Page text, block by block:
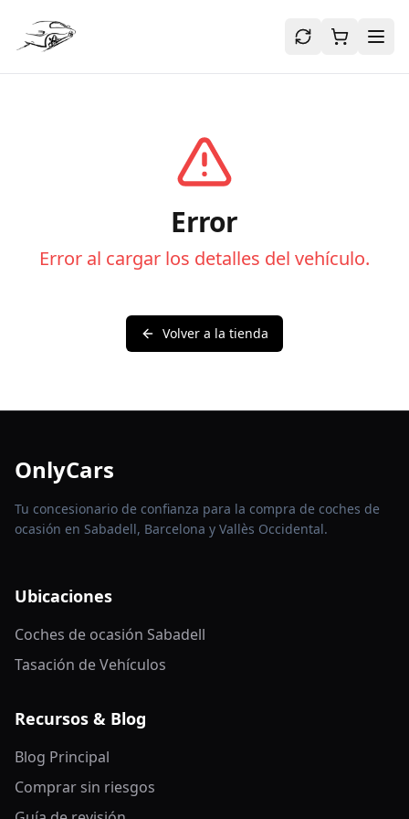
Error
Error al cargar los detalles del vehículo.
Volver a la tienda
OnlyCars
Tu concesionario de confianza para la compra de coches de
ocasión en Sabadell, Barcelona y Vallès Occidental.
Ubicaciones
Coches de ocasión Sabadell
Tasación de Vehículos
Recursos & Blog
Blog Principal
Comprar sin riesgos